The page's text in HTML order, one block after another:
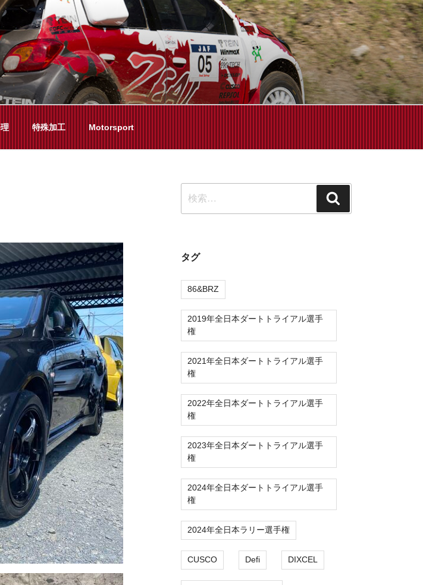
することならジャンルフリーでお任せください!
特殊加工 Motorsport
索:
索
タグ
86&BRZ
2019年全日本ダートトライアル選手
権
2021年全日本ダートトライアル選手
権
2022年全日本ダートトライアル選手
権
2023年全日本ダートトライアル選手
権
2024年全日本ダートトライアル選手
権
2024年全日本ラリー選手権
CUSCO Defi DIXCEL